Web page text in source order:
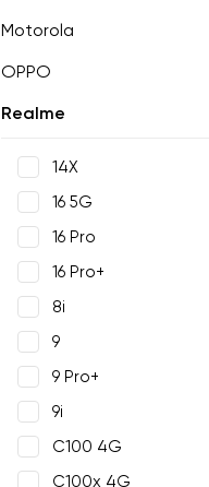
Motorola
OPPO
Realme
14X
16 5G
16 Pro
16 Pro+
8i
9
9 Pro+
9i
C100 4G
C100x 4G